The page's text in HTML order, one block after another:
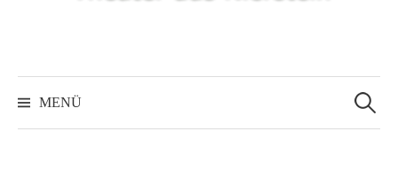
MENÜ
nach: